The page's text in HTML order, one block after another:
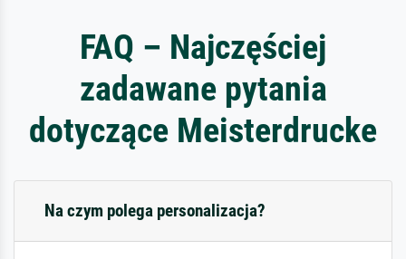
FAQ – Najczęściej
zadawane pytania
dotyczące Meisterdrucke
Na czym polega personalizacja?